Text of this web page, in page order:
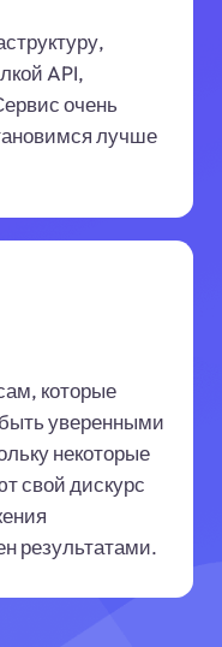
API,
очень
лучше
которые
уверенными
некоторые
свой дискурс
результатами.